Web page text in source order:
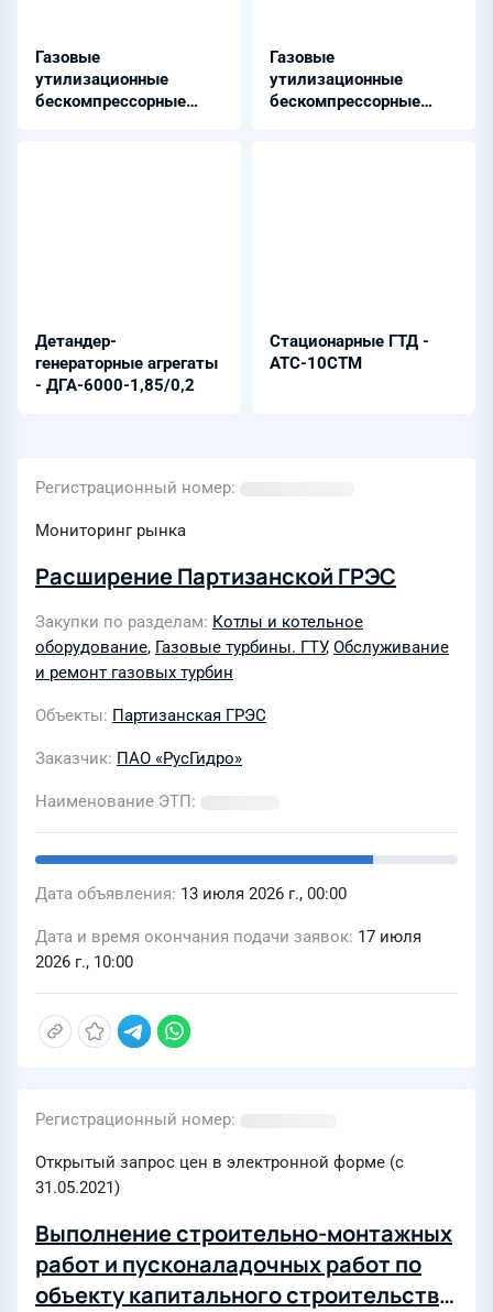
Газовые
утилизационные
бескомпрессорные
Газовые
утилизационные
бескомпрессорные
Детандер-
генераторные агрегаты
- ДГА-6000-1,85/0,2
Стационарные ГТД -
АТС-10СТМ
Регистрационный номер
Мониторинг рынка
Расширение Партизанской ГРЭС
Закупки по разделам Котлы и котельное
оборудование, Газовые турбины. ГТУ, Обслуживание
и ремонт газовых турбин
Объекты Партизанская ГРЭС
Заказчик ПАО «РусГидро»
Наименование ЭТП
Дата объявления 13 июля 2026 г., 00:00
Дата и время окончания подачи заявок 17 июля
2026 г., 10:00
Регистрационный номер
Открытый запрос цен в электронной форме (с
31.05.2021)
Выполнение строительно-монтажных
работ и пусконаладочных работ по
объекту капитального строительства